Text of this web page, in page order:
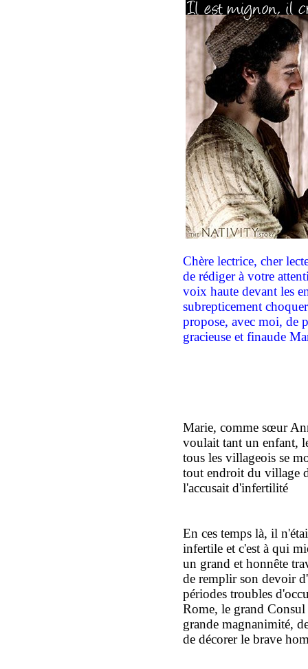
Chère lectrice, cher
de rédiger à votre
voix haute devant les
subrepticement
propose, avec moi, de
gracieuse et finaude
Marie, comme sœur
voulait tant un enfant,
tous les villageois se
tout endroit du village
l'accusait d'infertilité
En ces temps là, il
infertile et c'est à qui
un grand et honnête
de remplir son devoir
périodes troubles
Rome, le grand Consul
grande magnanimité,
de décorer le brave